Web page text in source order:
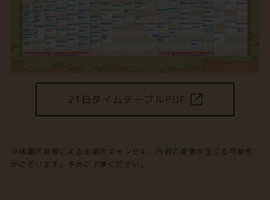
21日タイムテーブルPDF
※体調不良等による出演のキャンセル、内容の変更が生じる可能性
がございます。予めご了承ください。